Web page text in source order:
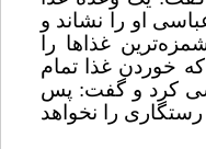
او را نشاند و
غذاها را
خوردن غذا تمام
کرد و گفت: پس
رستگاری را نخواهد